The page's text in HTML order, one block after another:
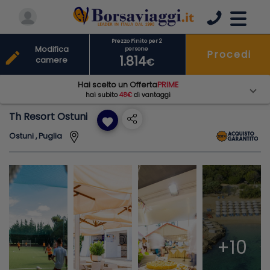
Th Resort Ostuni favorite
Ostuni , Puglia
+10
Prezzo Finito per 2
persone
1.814€
Procedi
edit
Modifica
camere
Hai scelto un OffertaPRIME
hai subito48€di vantaggi